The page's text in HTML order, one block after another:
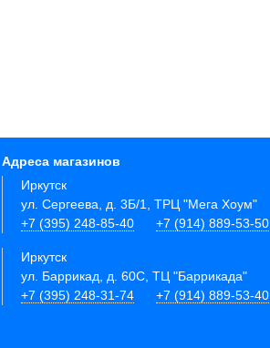
Адреса магазинов
Иркутск
ул. Сергеева, д. 3Б/1, ТРЦ "Мега Хоум"
+7 (395) 248-85-40
+7 (914) 889-53-50
Иркутск
ул. Баррикад, д. 60С, ТЦ "Баррикада"
+7 (395) 248-31-74
+7 (914) 889-53-40